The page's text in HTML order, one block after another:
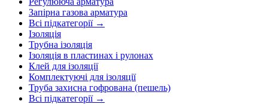
Запірна газова арматура
Всі підкатегорії →
Ізоляція
Трубна ізоляція
Ізоляція в пластинах і рулонах
Клей для ізоляції
Комплектуючі для ізоляції
Труба захисна гофрована (пешель)
Всі підкатегорії →